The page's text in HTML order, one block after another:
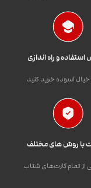
و راه اندازی
آسوده خرید کنید
با روش های مختلف
از تمام کارت‌های شتاب